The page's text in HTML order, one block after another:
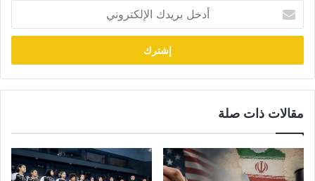
بريدك
الإلكتروني
مقالات ذات صلة